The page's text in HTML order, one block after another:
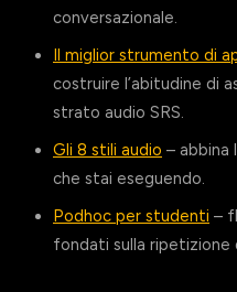
conversazionale.
Il miglior strumento di
costruire l’abitudine di
strato audio SRS.
Gli 8 stili audio – abbina
che stai eseguendo.
Podhoc per studenti –
fondati sulla ripetizione